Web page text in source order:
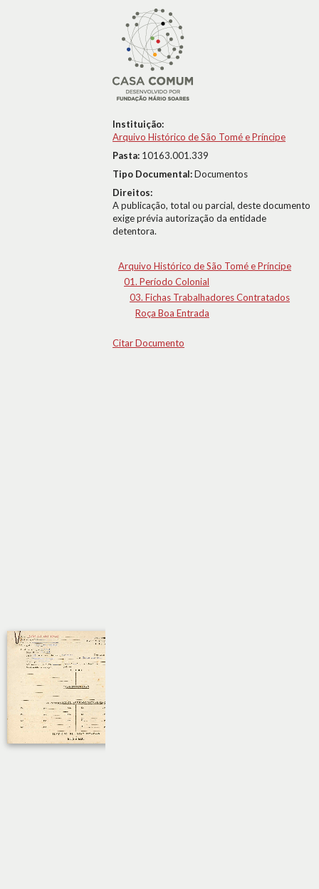
Instituição:
Arquivo Histórico de São Tomé e Príncipe
Pasta: 10163.001.339
Tipo Documental:Documentos
Direitos:
A publicação, total ou parcial, deste documento
exige prévia autorização da entidade
detentora.
Arquivo Histórico de São Tomé e Príncipe
01. Período Colonial
03. Fichas Trabalhadores Contratados
Roça Boa Entrada
Citar Documento